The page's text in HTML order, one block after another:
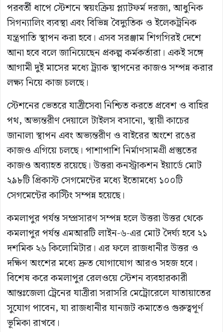
পরবর্তী ধাপে স্টেশনে স্বয়ংক্রিয় প্ল্যাটফর্ম দরজা, আধুনিক
সিগন্যালিং ব্যবস্থা এবং বিভিন্ন বৈদ্যুতিক ও ইলেকট্রনিক
যন্ত্রপাতি স্থাপন করা হবে। এসব সরঞ্জাম শিগগিরই দেশে
আনা হবে বলে জানিয়েছেন প্রকল্প কর্মকর্তারা। একই সঙ্গে
আগামী দুই মাসের মধ্যে ট্র্যাক স্থাপনের কাজও সম্পন্ন করার
লক্ষ্য নিয়ে কাজ চলছে।
স্টেশনের ভেতরে যাত্রীসেবা নিশ্চিত করতে প্রবেশ ও বাহির
পথ, অভ্যন্তরীণ দেয়ালে টাইলস বসানো, স্থায়ী কাচের
জানালা স্থাপন এবং অভ্যন্তরীণ ও বাইরের অংশে রঙের
কাজও এগিয়ে চলছে। পাশাপাশি নির্মাণসামগ্রী প্রস্তুতের
কাজও অব্যাহত রয়েছে। উত্তরা কনস্ট্রাকশন ইয়ার্ডে মোট
২৯৮টি প্রিকাস্ট সেগমেন্টের মধ্যে ইতোমধ্যে ১০০টি
সেগমেন্টের কাস্টিং সম্পন্ন হয়েছে।
কমলাপুর পর্যন্ত সম্প্রসারণ সম্পন্ন হলে উত্তরা উত্তর থেকে
কমলাপুর পর্যন্ত এমআরটি লাইন-৬-এর মোট দৈর্ঘ্য হবে ২১
দশমিক ২৬ কিলোমিটার। এর ফলে রাজধানীর উত্তর ও
দক্ষিণ অংশের মধ্যে দ্রুত যোগাযোগ আরও সহজ হবে।
বিশেষ করে কমলাপুর রেলওয়ে স্টেশন ব্যবহারকারী
আন্তঃজেলা ট্রেনের যাত্রীরা সরাসরি মেট্রোরেলে যাতায়াতের
সুযোগ পাবেন, যা রাজধানীর যানজট কমাতেও গুরুত্বপূর্ণ
ভূমিকা রাখবে।